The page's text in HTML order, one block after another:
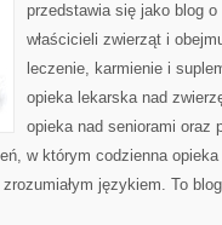
przedstawia się jako blog
właścicieli zwierząt i
leczenie, karmienie i
opieka lekarska nad
opieka nad seniorami oraz
w którym codzienna
językiem. To